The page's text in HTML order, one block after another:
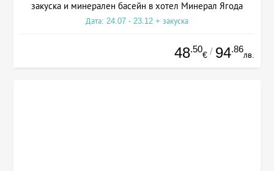
закуска и минерален басейн в хотел Минерал Ягода
Дата: 24.07 - 23.12 + закуска
48.50
€ / 94.86
лв.